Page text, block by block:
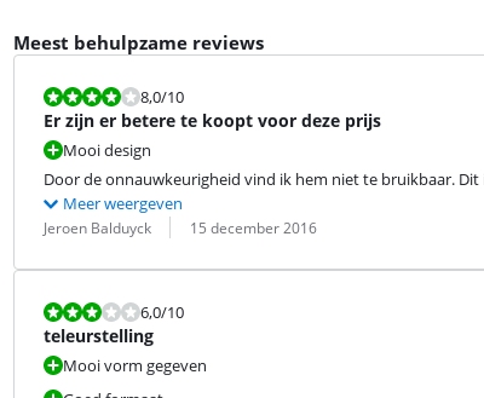
Meest behulpzame reviews
Beoordeling is 8,0 van de 10.
8,0/10
Er zijn er betere te koopt voor deze prijs
Mooi design
Door de onnauwkeurigheid vind ik hem niet te bruikbaar.
Meer weergeven
Beoordeling door:
Jeroen Balduyck
Datum: 15 december 2016
Beoordeling is 6,0 van de 10.
6,0/10
teleurstelling
Mooi vorm gegeven